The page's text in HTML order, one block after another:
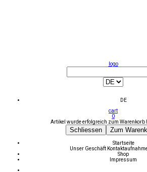
logo
DE
cart
0
Artikel wurde erfolgreich zum Warenkorb
Schliessen Zum
Startseite
Unser Geschäft
Shop
Impressum